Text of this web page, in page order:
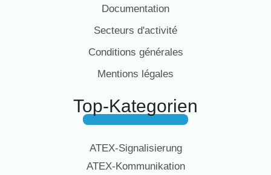
Documentation
Secteurs d'activité
Conditions générales
Mentions légales
Top-Kategorien
ATEX-Signalisierung
ATEX-Kommunikation